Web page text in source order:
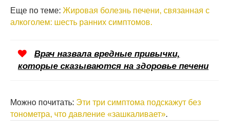
Еще по теме: Жировая болезнь печени, связанная с
алкоголем: шесть ранних симптомов.
Врач назвала вредные привычки,
которые сказываются на здоровье печени
Можно почитать: Эти три симптома подскажут без
тонометра, что давление «зашкаливает».